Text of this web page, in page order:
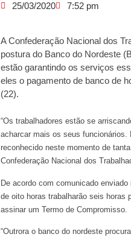
25/03/2020 7:52 pm
A Confederação Nacional dos
postura do Banco do Nordeste
estão garantindo os serviços
eles o pagamento de banco de
(22).
“Os trabalhadores estão se
acharcar mais os seus
reconhecido neste momento de
Confederação Nacional dos
De acordo com comunicado
de oito horas trabalharão seis horas
assinar um Termo de Compromisso.
“Outrora o banco do nordeste